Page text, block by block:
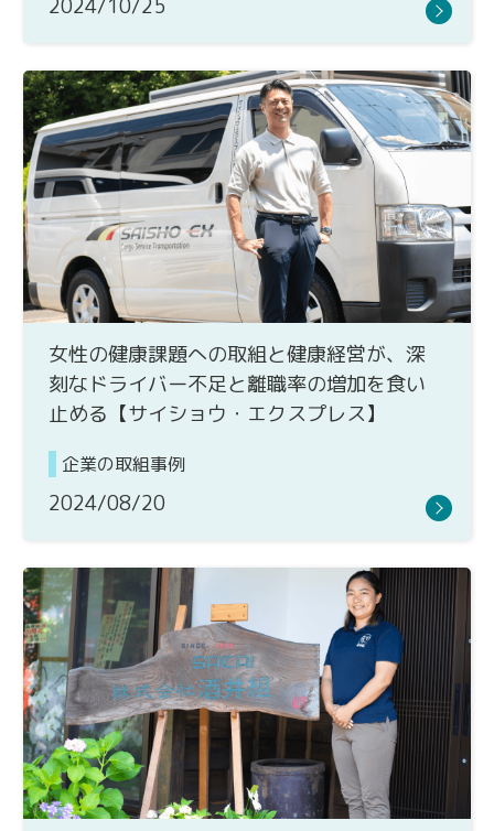
2024/10/25
女性の健康課題への取組と健康経営が、深
刻なドライバー不足と離職率の増加を食い
止める【サイショウ・エクスプレス】
企業の取組事例
2024/08/20